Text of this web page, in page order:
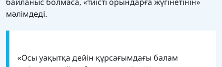
мәлімдеді.
«Осы уақытқа дейін құрсағымдағы балам